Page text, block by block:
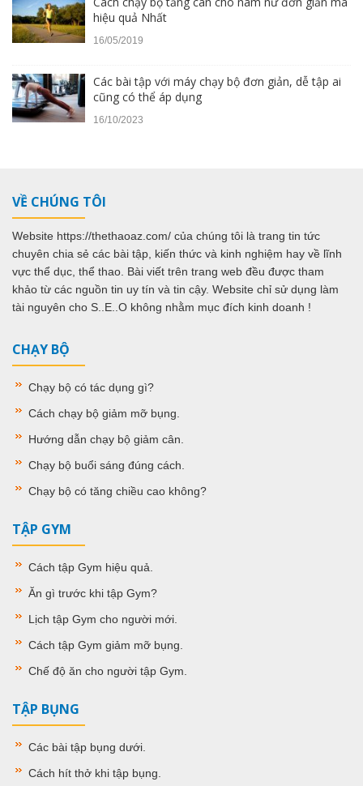
hiệu quả Nhất
16/05/2019
Các bài tập với máy chạy bộ đơn giản, dễ tập ai
cũng có thể áp dụng
16/10/2023
VỀ CHÚNG TÔI
Website https://thethaoaz.com/ của chúng tôi là trang tin tức
chuyên chia sẻ các bài tập, kiến thức và kinh nghiệm hay về lĩnh
vực thể dục, thể thao. Bài viết trên trang web đều được tham
khảo từ các nguồn tin uy tín và tin cậy. Website chỉ sử dụng làm
tài nguyên cho S..E..O không nhằm mục đích kinh doanh !
CHẠY BỘ
Chạy bộ có tác dụng gì?
Cách chạy bộ giảm mỡ bụng
Hướng dẫn chạy bộ giảm cân
Chạy bộ buổi sáng đúng cách
Chạy bộ có tăng chiều cao không?
TẬP GYM
Cách tập Gym hiệu quả
Ăn gì trước khi tập Gym?
Lịch tập Gym cho người mới
Cách tập Gym giảm mỡ bụng
Chế độ ăn cho người tập Gym
TẬP BỤNG
Các bài tập bụng dưới.
Cách hít thở khi tập bụng